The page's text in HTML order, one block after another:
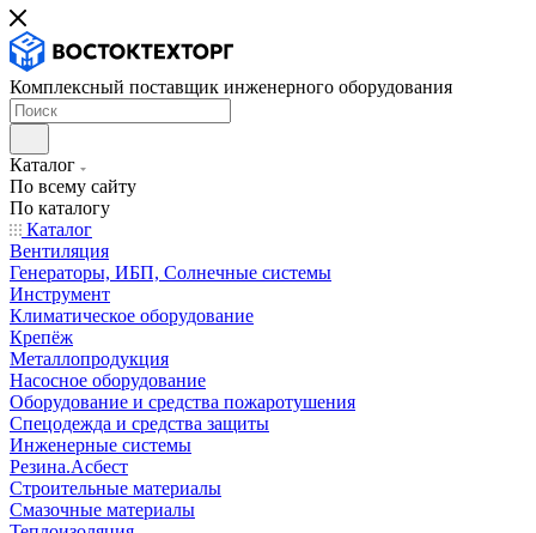
Комплексный поставщик инженерного оборудования
Каталог
По всему сайту
По каталогу
Каталог
Вентиляция
Генераторы, ИБП, Солнечные системы
Инструмент
Климатическое оборудование
Крепёж
Металлопродукция
Насосное оборудование
Оборудование и средства пожаротушения
Спецодежда и средства защиты
Инженерные системы
Резина.Асбест
Строительные материалы
Смазочные материалы